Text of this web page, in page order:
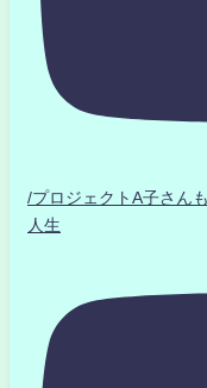
/プロジェクトA子さん
人生